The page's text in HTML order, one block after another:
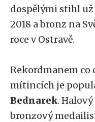
dospělými stihl
2018 a bronz na
roce v Ostravě.
Rekordmanem co
mítincích je
Bednarek.
bronzový